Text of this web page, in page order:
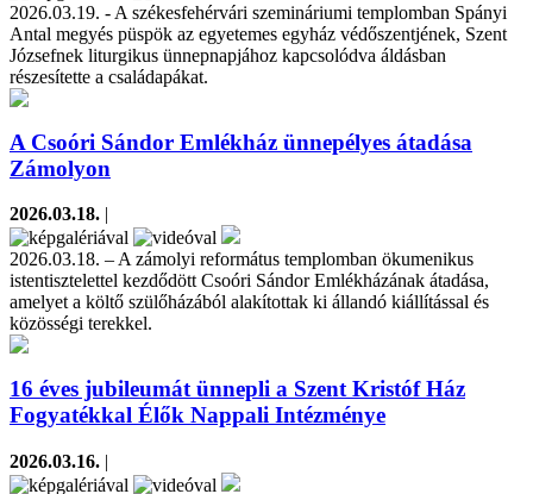
2026.03.19. - A székesfehérvári szemináriumi templomban Spányi
Antal megyés püspök az egyetemes egyház védőszentjének, Szent
Józsefnek liturgikus ünnepnapjához kapcsolódva áldásban
részesítette a családapákat.
A Csoóri Sándor Emlékház ünnepélyes átadása
Zámolyon
2026.03.18. |
2026.03.18. – A zámolyi református templomban ökumenikus
istentisztelettel kezdődött Csoóri Sándor Emlékházának átadása,
amelyet a költő szülőházából alakítottak ki állandó kiállítással és
közösségi terekkel.
16 éves jubileumát ünnepli a Szent Kristóf Ház
Fogyatékkal Élők Nappali Intézménye
2026.03.16. |